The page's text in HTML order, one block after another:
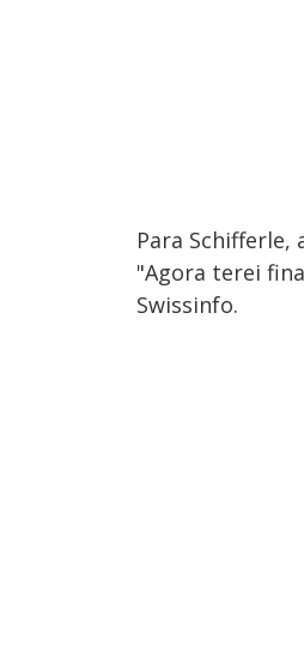
Para
"Agora terei
Swissinfo.